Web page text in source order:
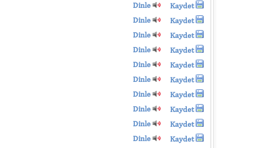
Dinle
Kaydet
Dinle
Kaydet
Dinle
Kaydet
Dinle
Kaydet
Dinle
Kaydet
Dinle
Kaydet
Dinle
Kaydet
Dinle
Kaydet
Dinle
Kaydet
Dinle
Kaydet